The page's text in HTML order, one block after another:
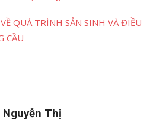
QUÁ TRÌNH SẢN SINH VÀ ĐIỀU
CẦU
Nguyễn Thị